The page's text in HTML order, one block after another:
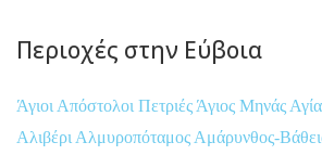
Περιοχές στην Εύβοια
Άγιοι Απόστολοι Πετριές Άγιος Μηνάς
Αλιβέρι Αλμυροπόταμος Αμάρυνθος-